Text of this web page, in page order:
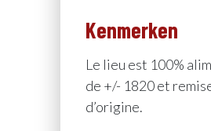
Kenmerken
Le lieu est 100%
de +/- 1820 et
d’origine.